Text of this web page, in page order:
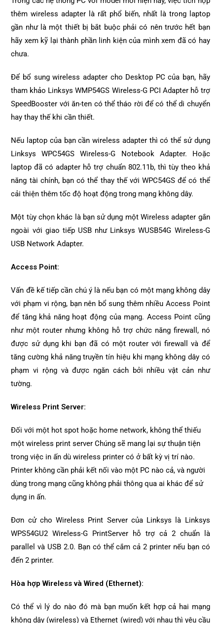
thêm wireless adapter là rất phổ biến, nhất là trong laptop
gần như là một thiết bị bắt buộc phải có nên trước hết bạn
hãy xem kỹ lại thành phần linh kiện của mình xem đã có hay
chưa.
Để bổ sung wireless adapter cho Desktop PC của bạn, hãy
tham khảo Linksys WMP54GS Wireless-G PCI Adapter hỗ trợ
SpeedBooster với ăn-ten có thể tháo rời để có thể di chuyển
hay thay thế khi cần thiết.
Nếu laptop của bạn cần wireless adapter thì có thể sử dụng
Linksys WPC54GS Wireless-G Notebook Adapter. Hoặc
laptop đã có adapter hỗ trợ chuẩn 802.11b, thì tùy theo khả
năng tài chính, bạn có thể thay thế với WPC54GS để có thể
cải thiện thêm tốc độ hoạt động trong mạng không dây.
Một tùy chọn khác là bạn sử dụng một Wireless adapter gắn
ngoài với giao tiếp USB như Linksys WUSB54G Wireless-G
USB Network Adapter.
Access Point:
Vấn đề kế tiếp cần chú ý là nếu bạn có một mạng không dây
với phạm vi rộng, bạn nên bổ sung thêm nhiều Access Point
để tăng khả năng hoạt động của mạng. Access Point cũng
như một router nhưng không hỗ trợ chức năng firewall, nó
được sử dụng khi bạn đã có một router với firewall và để
tăng cường khả năng truyền tín hiệu khi mạng không dây có
phạm vi rộng và được ngăn cách bởi nhiều vật cản như
tường.
Wireless Print Server:
Đối với một hot spot hoặc home network, không thể thiếu
một wireless print server Chúng sẽ mang lại sự thuận tiện
trong việc in ấn dù wireless printer có ở bất kỳ vị trí nào.
Printer không cần phải kết nối vào một PC nào cả, và người
dùng trong mạng cũng không phải thông qua ai khác để sử
dụng in ấn.
Đơn cử cho Wireless Print Server của Linksys là Linksys
WPS54GU2 Wireless-G PrintServer hỗ trợ cả 2 chuẩn là
parallel và USB 2.0. Bạn có thể cắm cả 2 printer nếu bạn có
đến 2 printer.
Hòa hợp Wireless và Wired (Ethernet):
Có thể vì lý do nào đó mà bạn muốn kết hợp cả hai mạng
không dây (wireless) và Ethernet (wired) với nhau thì yêu cầu